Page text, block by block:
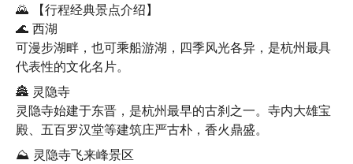
🌄 【行程经典景点介绍】
🌊 西湖
可漫步湖畔，也可乘船游湖，四季风光各异，是杭州最具
代表性的文化名片。
🏯 灵隐寺
灵隐寺始建于东晋，是杭州最早的古刹之一。寺内大雄宝
殿、五百罗汉堂等建筑庄严古朴，香火鼎盛。
⛰️ 灵隐寺飞来峰景区